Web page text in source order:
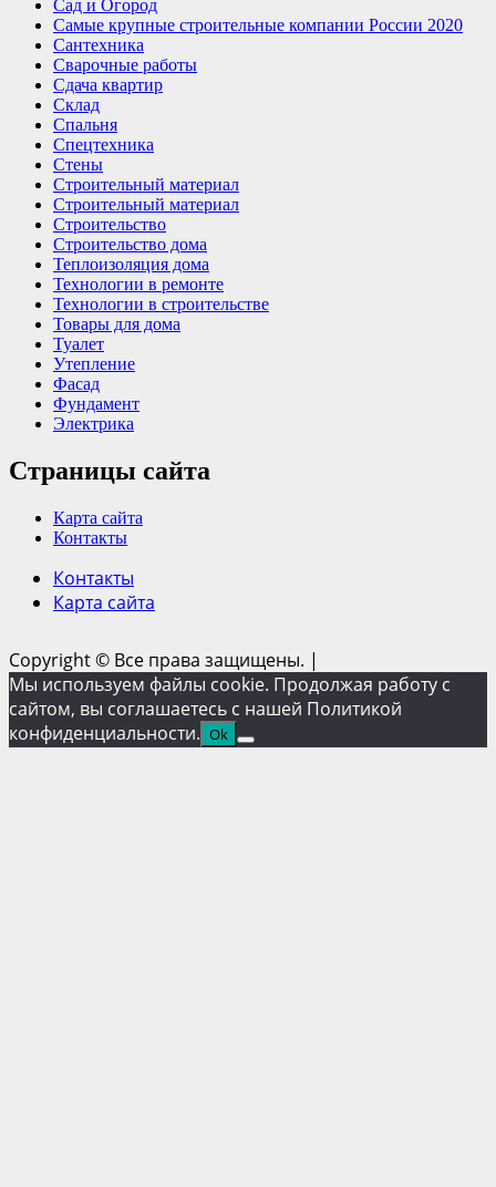
Сад и Огород
Самые крупные строительные компании России 2020
Сантехника
Сварочные работы
Сдача квартир
Склад
Спальня
Спецтехника
Стены
Строительный материал
Строительный материал
Строительство
Строительство дома
Теплоизоляция дома
Технологии в ремонте
Технологии в строительстве
Товары для дома
Туалет
Утепление
Фасад
Фундамент
Электрика
Страницы сайта
Карта сайта
Контакты
Контакты
Карта сайта
Copyright © Все права защищены. |
Мы используем файлы cookie. Продолжая работу с
сайтом, вы соглашаетесь с нашей Политикой
конфиденциальности. Ok